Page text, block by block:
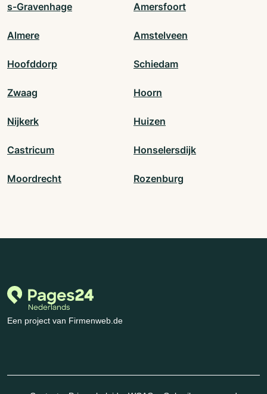
s-Gravenhage Amersfoort
Almere Amstelveen
Hoofddorp Schiedam
Zwaag Hoorn
Nijkerk Huizen
Castricum Honselersdijk
Moordrecht Rozenburg
Een project van Firmenweb.de